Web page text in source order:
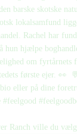
Ranch ville du vælg